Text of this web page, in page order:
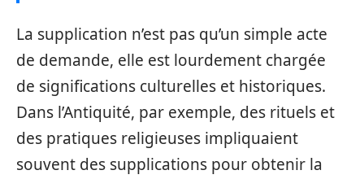
La supplication n’est pas qu’un simple acte
de demande, elle est lourdement chargée
de significations culturelles et historiques.
Dans l’Antiquité, par exemple, des rituels et
des pratiques religieuses impliquaient
souvent des supplications pour obtenir la